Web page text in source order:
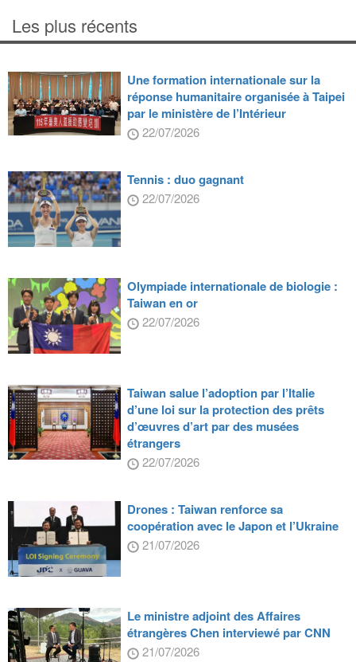
Les plus récents
Une formation internationale sur la
réponse humanitaire organisée à Taipei
par le ministère de l’Intérieur
22/07/2026
Tennis : duo gagnant
22/07/2026
Olympiade internationale de biologie :
Taiwan en or
22/07/2026
Taiwan salue l’adoption par l’Italie
d’une loi sur la protection des prêts
d’œuvres d’art par des musées
étrangers
22/07/2026
Drones : Taiwan renforce sa
coopération avec le Japon et l’Ukraine
21/07/2026
Le ministre adjoint des Affaires
étrangères Chen interviewé par CNN
21/07/2026